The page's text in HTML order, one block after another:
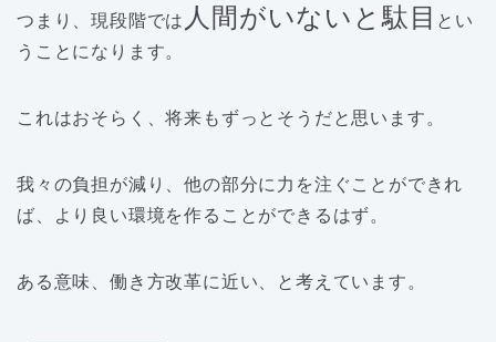
つまり、現段階では 人間がいないと駄目 とい
うことになります。
これはおそらく、将来もずっとそうだと思います。
我々の負担が減り、他の部分に力を注ぐことができれ
ば、より良い環境を作ることができるはず。
ある意味、働き方改革に近い、と考えています。